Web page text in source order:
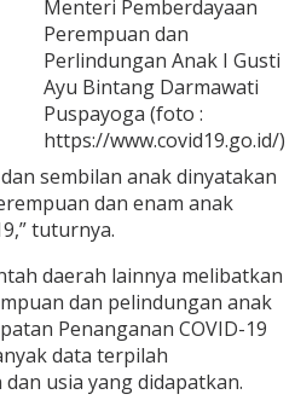
Menteri Pemberdayaan
Perempuan dan
Perlindungan Anak I Gusti
Ayu Bintang Darmawati
Puspayoga (foto :
https://www.covid19.go.id/)
sembilan anak dinyatakan
dan enam anak
tuturnya.
daerah lainnya melibatkan
dan pelindungan anak
Penanganan COVID-19
data terpilah
usia yang didapatkan.